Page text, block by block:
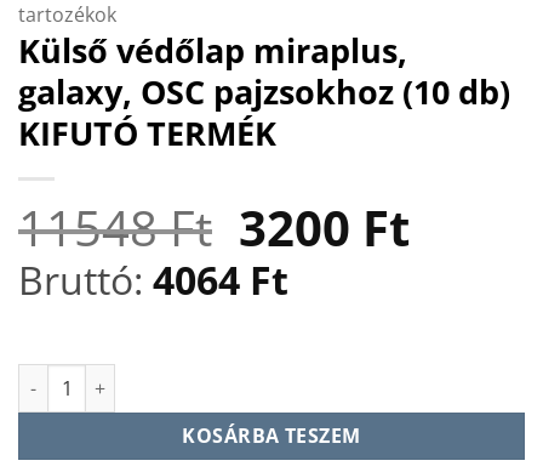
tartozékok
Külső védőlap miraplus,
galaxy, OSC pajzsokhoz (10 db)
KIFUTÓ TERMÉK
11548Ft Original
price
3200 Ft
Bruttó: 4064 Ft
Külső védőlap miraplus, galaxy, OSC pajzsokhoz (10 db)
KOSÁRBA TESZEM